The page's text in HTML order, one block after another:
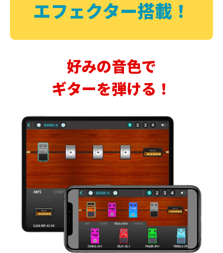
エフェクター搭載！
好みの音色で
ギターを弾ける！